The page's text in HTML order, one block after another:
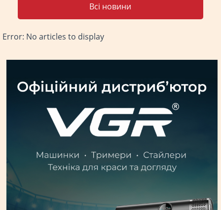
Всі новини
Error: No articles to display